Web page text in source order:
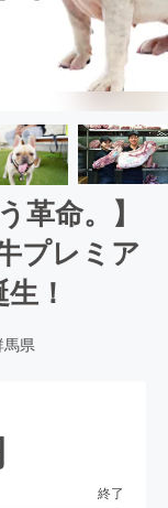
革命。】
プレミア
！
馬県
終了